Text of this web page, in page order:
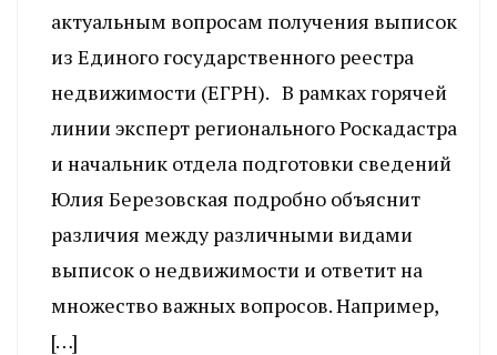
актуальным вопросам получения выписок
из Единого государственного реестра
недвижимости (ЕГРН). В рамках горячей
линии эксперт регионального Роскадастра
и начальник отдела подготовки сведений
Юлия Березовская подробно объяснит
различия между различными видами
выписок о недвижимости и ответит на
множество важных вопросов. Например,
[…]